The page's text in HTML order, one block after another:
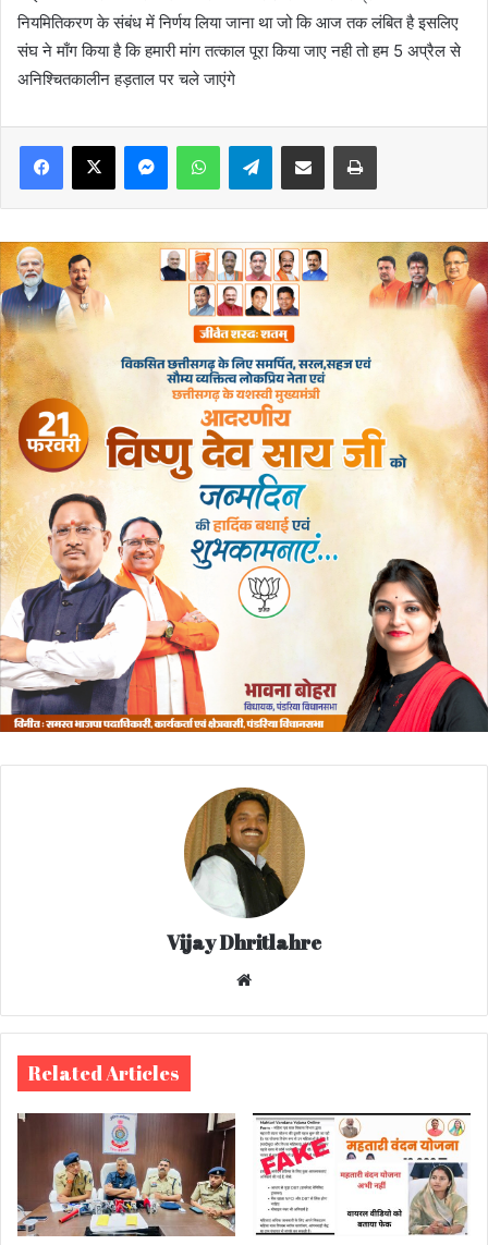
नियमितिकरण के संबंध में निर्णय लिया जाना था जो कि आज तक लंबित है इसलिए
संघ ने माँग किया है कि हमारी मांग तत्काल पूरा किया जाए नही तो हम 5 अप्रैल से
अनिश्चितकालीन हड़ताल पर चले जाएंगे
Telegram
Vijay Dhritlahre
te
Related Articles